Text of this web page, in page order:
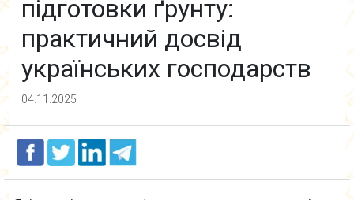
підготовки ґрунту:
практичний досвід
українських господарств
04.11.2025